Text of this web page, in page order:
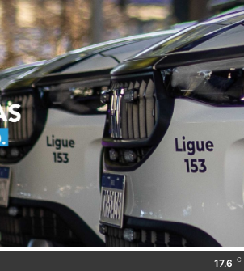
17.6 C